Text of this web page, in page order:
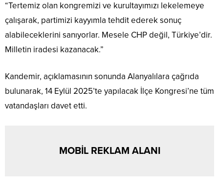
“Tertemiz olan kongremizi ve kurultayımızı lekelemeye
çalışarak, partimizi kayyımla tehdit ederek sonuç
alabileceklerini sanıyorlar. Mesele CHP değil, Türkiye’dir.
Milletin iradesi kazanacak.”
Kandemir, açıklamasının sonunda Alanyalılara çağrıda
bulunarak, 14 Eylül 2025’te yapılacak İlçe Kongresi’ne tüm
vatandaşları davet etti.
MOBİL REKLAM ALANI